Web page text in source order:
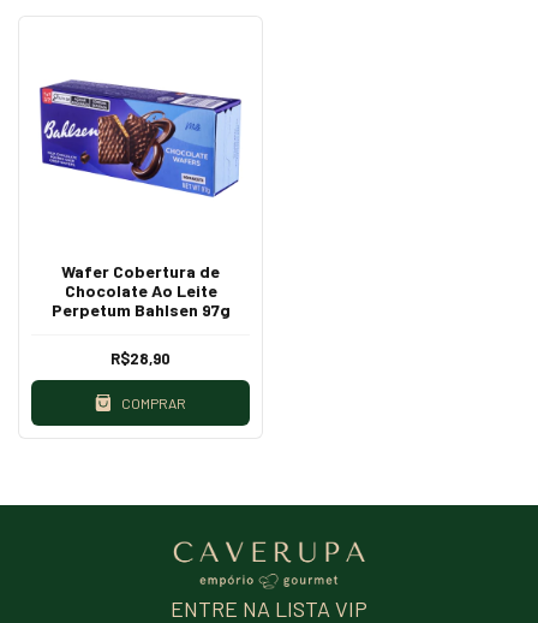
Wafer Cobertura de
Chocolate Ao Leite
Perpetum Bahlsen 97g
R$28,90
COMPRAR
ENTRE NA LISTA VIP